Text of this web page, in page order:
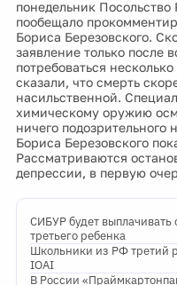
понедельник
пообещало
Бориса Березовского.
заявление только после
потребоваться
сказали, что смерть
насильственной.
химическому оружию
ничего
Бориса Березовского
Рассматриваются
депрессии, в первую
СИБУР будет
третьего ребенка
Школьники из РФ третий
IOAI
В России